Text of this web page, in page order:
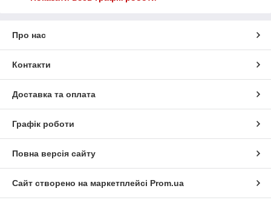
Про нас
Контакти
Доставка та оплата
Графік роботи
Повна версія сайту
Сайт створено на маркетплейсі Prom.ua